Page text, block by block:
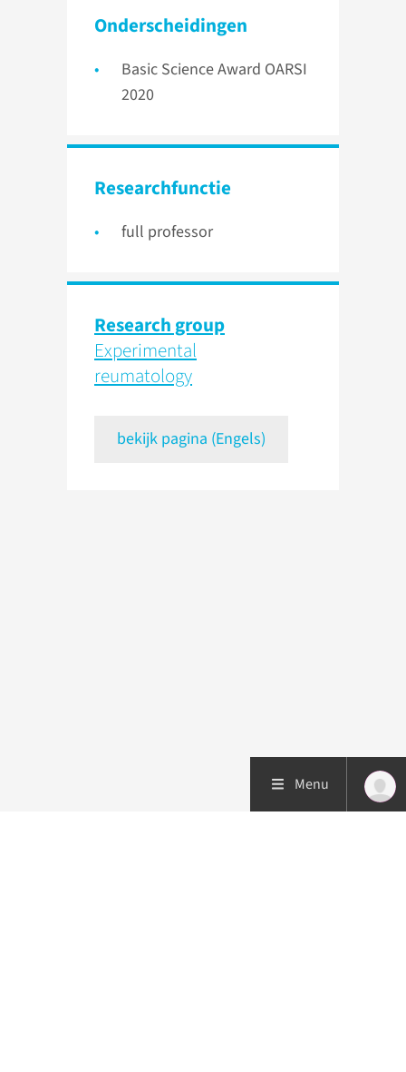
Onder­scheidingen
Basic Science Award OARSI
2020
Researchfunctie
full professor
Research group
Experimental
reumatology
bekijk pagina (Engels)
Menu